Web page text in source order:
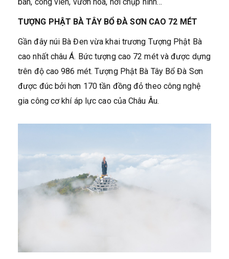
TƯỢNG PHẬT BÀ TÂY BỔ ĐÀ SƠN CAO 72 MÉT
Gần đây núi Bà Đen vừa khai trương Tượng Phật Bà
cao nhất châu Á. Bức tượng cao 72 mét và được dựng
trên độ cao 986 mét. Tượng Phật Bà Tây Bổ Đà Sơn
được đúc bởi hơn 170 tần đồng đỏ theo công nghệ
gia công cơ khí áp lực cao của Châu Âu.